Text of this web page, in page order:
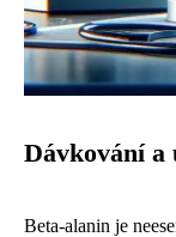
Dávkování a
Beta-alanin je